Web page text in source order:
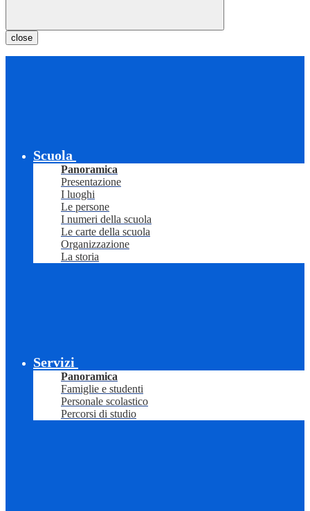
close
Scuola
Panoramica
Presentazione
I luoghi
Le persone
I numeri della scuola
Le carte della scuola
Organizzazione
La storia
Servizi
Panoramica
Famiglie e studenti
Personale scolastico
Percorsi di studio